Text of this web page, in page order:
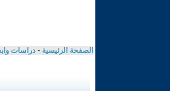
الصفحة الرئيسية - دراسات